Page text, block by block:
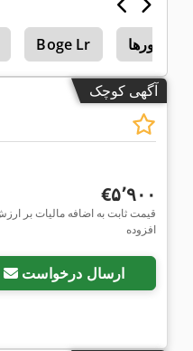
Boge Lr کمپرسورها
آگهی کوچک
‎€۵٬۹۰۰
قیمت ثابت به اضافه مالیات بر
افزوده
ارسال درخواست